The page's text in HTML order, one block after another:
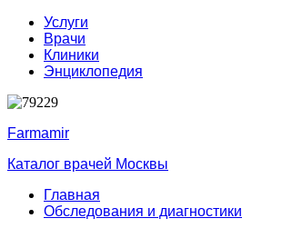
Услуги
Врачи
Клиники
Энциклопедия
Farmamir
Каталог врачей Москвы
Главная
Обследования и диагностики